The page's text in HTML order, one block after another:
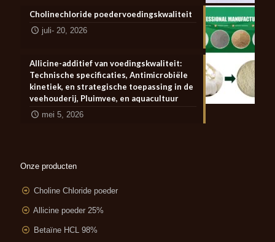
Cholinechloride poedervoedingskwaliteit
juli- 20, 2026
Allicine-additief van voedingskwaliteit:
Technische specificaties, Antimicrobiële
kinetiek, en strategische toepassing in de
veehouderij, Pluimvee, en aquacultuur
mei 5, 2026
Onze producten
Choline Chloride poeder
Allicine poeder 25%
Betaïne HCL 98%